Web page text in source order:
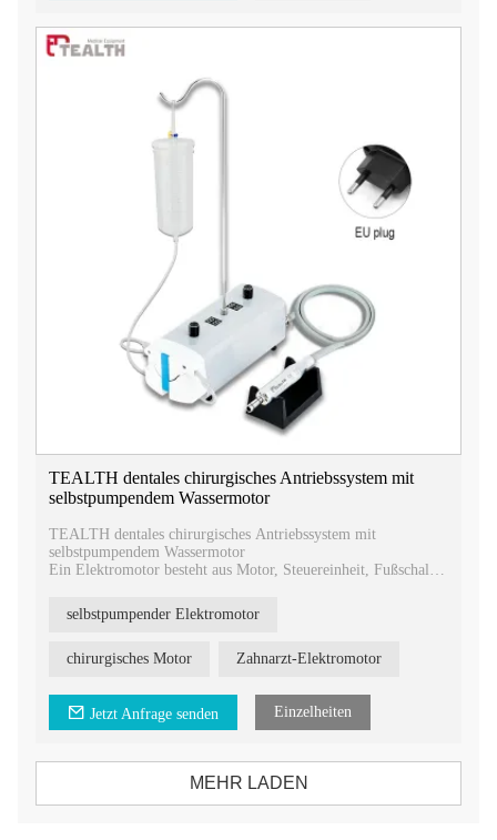
Drehzahl 0–50.000 U/min
Kühlwasser: 0-100 ml/min
Selbstpumpendes Wasser
TEALTH dentales chirurgisches Antriebssystem mit
selbstpumpendem Wassermotor
TEALTH dentales chirurgisches Antriebssystem mit
selbstpumpendem Wassermotor
Ein Elektromotor besteht aus Motor, Steuereinheit, Fußschalter
Es ist für den Einsatz in der zahnärztlichen und
oralchirurgischen Chirurgie sowie bei chirurgischen Eingriffen
selbstpumpender Elektromotor
chirurgisches Motor Zahnarzt-Elektromotor
Jetzt Anfrage senden Einzelheiten
MEHR LADEN